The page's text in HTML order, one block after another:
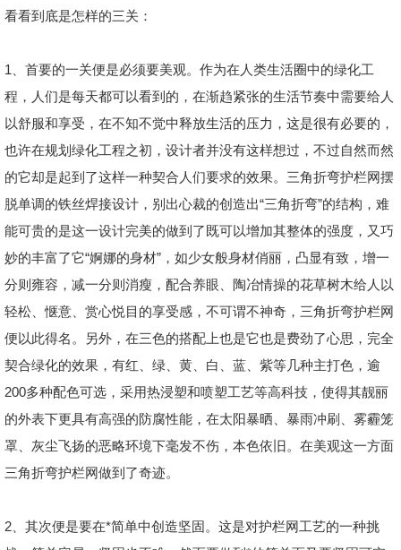
看看到底是怎样的三关：
1、首要的一关便是必须要美观。作为在人类生活圈中的绿化工
程，人们是每天都可以看到的，在渐趋紧张的生活节奏中需要给人
以舒服和享受，在不知不觉中释放生活的压力，这是很有必要的，
也许在规划绿化工程之初，设计者并没有这样想过，不过自然而然
的它却是起到了这样一种契合人们要求的效果。三角折弯护栏网摆
脱单调的铁丝焊接设计，别出心裁的创造出“三角折弯”的结构，难
能可贵的是这一设计完美的做到了既可以增加其整体的强度，又巧
妙的丰富了它“婀娜的身材”，如少女般身材俏丽，凸显有致，增一
分则雍容，减一分则消瘦，配合养眼、陶冶情操的花草树木给人以
轻松、惬意、赏心悦目的享受感，不可谓不神奇，三角折弯护栏网
便以此得名。另外，在三色的搭配上也是它也是费劲了心思，完全
契合绿化的效果，有红、绿、黄、白、蓝、紫等几种主打色，逾
200多种配色可选，采用热浸塑和喷塑工艺等高科技，使得其靓丽
的外表下更具有高强的防腐性能，在太阳暴晒、暴雨冲刷、雾霾笼
罩、灰尘飞扬的恶略环境下毫发不伤，本色依旧。在美观这一方面
三角折弯护栏网做到了奇迹。
2、其次便是要在*简单中创造坚固。这是对护栏网工艺的一种挑